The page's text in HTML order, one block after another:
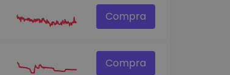
Compra
Compra